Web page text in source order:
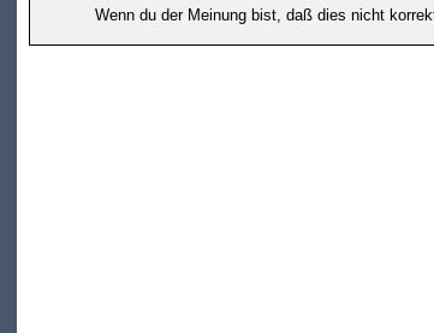
Wenn du der Meinung bist, daß dies nicht